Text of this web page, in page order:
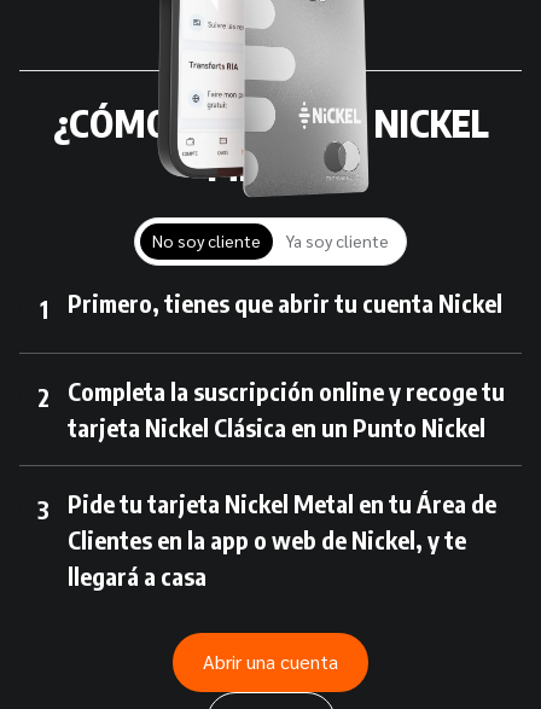
¿CÓMO CONSEGUIR NICKEL
METAL?
No soy cliente Ya soy cliente
1 Primero, tienes que abrir tu cuenta Nickel
2
Completa la suscripción online y recoge tu
tarjeta Nickel Clásica en un Punto Nickel
3
Pide tu tarjeta Nickel Metal en tu Área de
Clientes en la app o web de Nickel, y te
llegará a casa
Abrir una cuenta